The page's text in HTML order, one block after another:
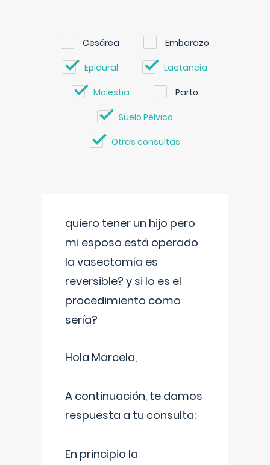
Cesárea Embarazo
Epidural Lactancia
Molestia Parto
Suelo Pélvico
Otras consultas
quiero tener un hijo pero
mi esposo está operado
la vasectomía es
reversible? y si lo es el
procedimiento como
sería?
Hola Marcela,
A continuación, te damos
respuesta a tu consulta:
En principio la